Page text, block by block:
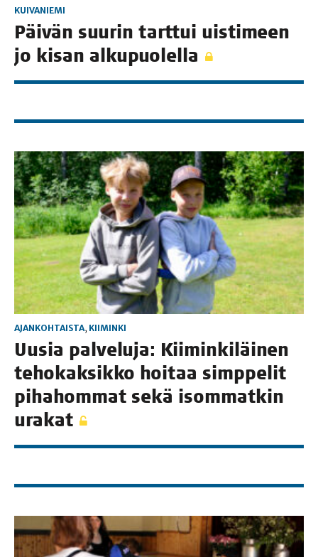
KUIVANIEMI
Päi­vän suu­rin tart­tui uis­ti­meen
jo kisan alkupuolella
AJANKOHTAISTA, KIIMINKI
Uusia pal­ve­lu­ja: Kii­min­ki­läi­nen
teho­kak­sik­ko hoi­taa simp­pe­lit
piha­hom­mat sekä isom­mat­kin
urakat